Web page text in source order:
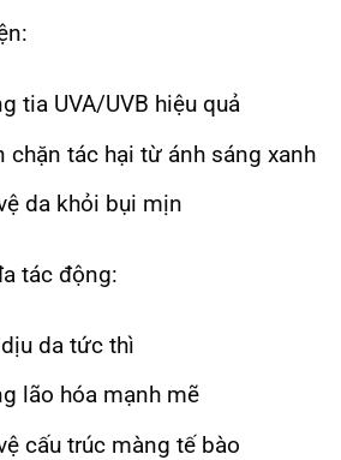
tia UVA/UVB hiệu quả
chặn tác hại từ ánh sáng xanh
da khỏi bụi mịn
tác động:
da tức thì
lão hóa mạnh mẽ
cấu trúc màng tế bào